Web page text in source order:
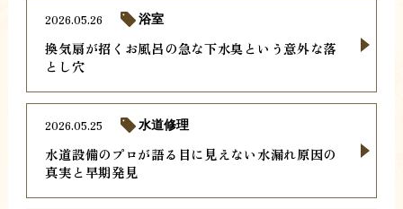
換気扇が招くお風呂の急な下水臭という意外な落
とし穴
2026.05.26 浴室
水道設備のプロが語る目に見えない水漏れ原因の
真実と早期発見
2026.05.25 水道修理